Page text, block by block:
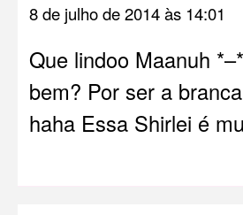
8 de julho de 2014 às 14:01
Que lindoo Maanuh
bem? Por ser a
haha Essa Shirlei é